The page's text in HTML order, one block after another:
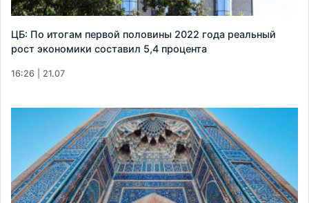
ЦБ: По итогам первой половины 2022 года реальный
рост экономики составил 5,4 процента
16:26 | 21.07